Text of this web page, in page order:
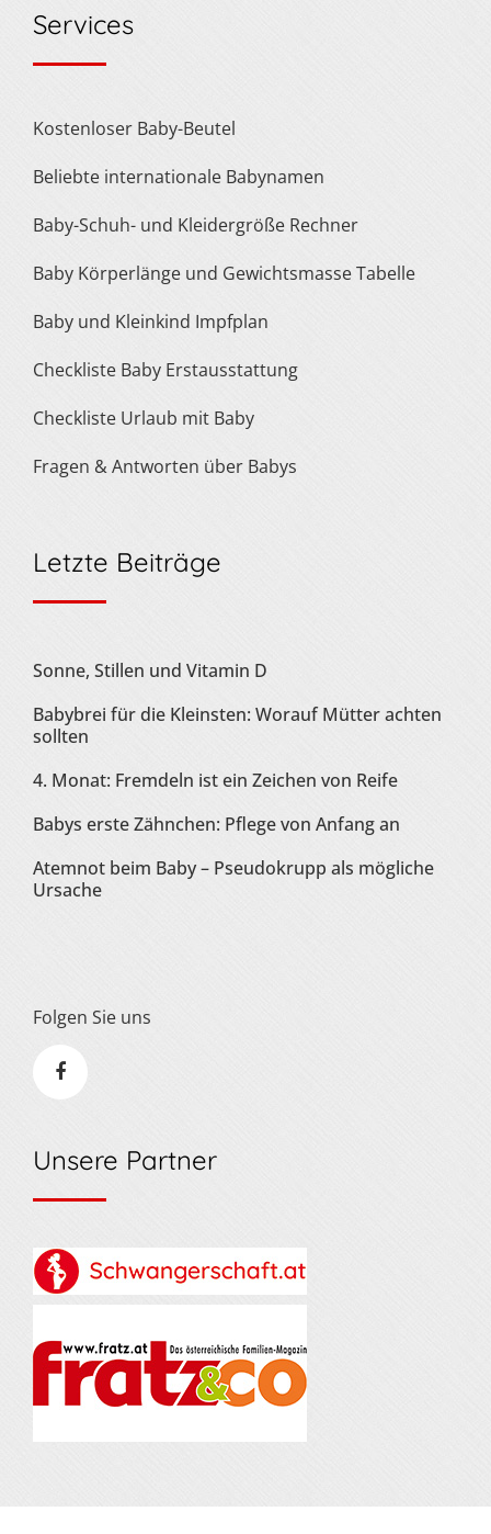
Services
Kostenloser Baby-Beutel
Beliebte internationale Babynamen
Baby-Schuh- und Kleidergröße Rechner
Baby Körperlänge und Gewichtsmasse Tabelle
Baby und Kleinkind Impfplan
Checkliste Baby Erstausstattung
Checkliste Urlaub mit Baby
Fragen & Antworten über Babys
Letzte Beiträge
Sonne, Stillen und Vitamin D
Babybrei für die Kleinsten: Worauf Mütter achten
sollten
4. Monat: Fremdeln ist ein Zeichen von Reife
Babys erste Zähnchen: Pflege von Anfang an
Atemnot beim Baby – Pseudokrupp als mögliche
Ursache
Folgen Sie uns
Unsere Partner